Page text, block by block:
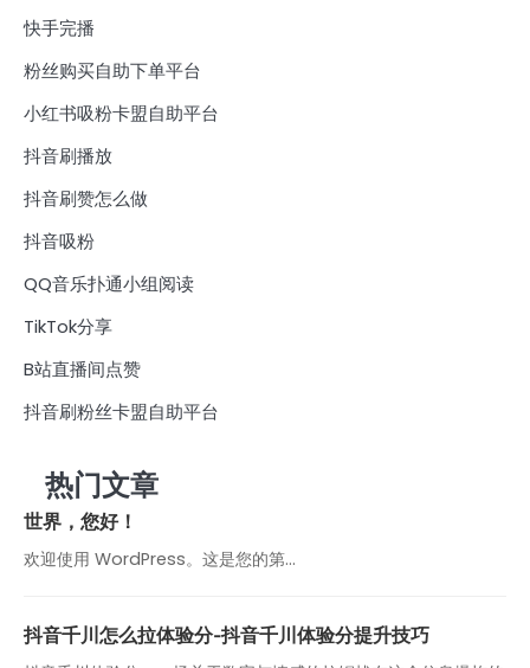
快手完播
粉丝购买自助下单平台
小红书吸粉卡盟自助平台
抖音刷播放
抖音刷赞怎么做
抖音吸粉
QQ音乐扑通小组阅读
TikTok分享
B站直播间点赞
抖音刷粉丝卡盟自助平台
热门文章
世界，您好！
欢迎使用 WordPress。这是您的第…
抖音千川怎么拉体验分-抖音千川体验分提升技巧